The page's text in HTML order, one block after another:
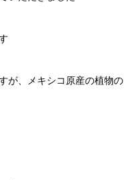
が、メキシコ原産の植物の